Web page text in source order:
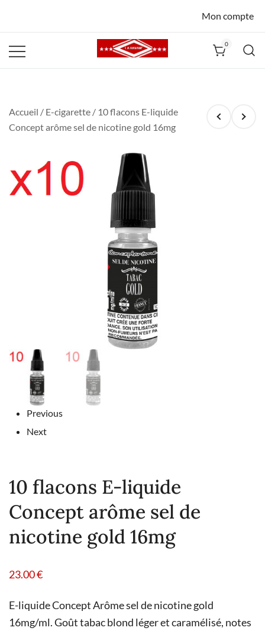
Mon compte
0
Accueil / E-cigarette / 10 flacons E-liquide
Concept arôme sel de nicotine gold 16mg
Previous
Next
10 flacons E-liquide
Concept arôme sel de
nicotine gold 16mg
23.00€
E-liquide Concept Arôme sel de nicotine gold
16mg/ml. Goût tabac blond léger et caramélisé, notes